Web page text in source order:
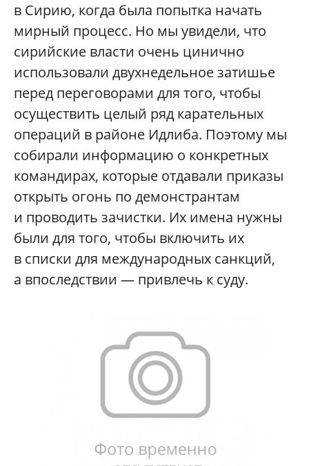
в Сирию, когда была попытка начать
мирный процесс. Но мы увидели, что
сирийские власти очень цинично
использовали двухнедельное затишье
перед переговорами для того, чтобы
осуществить целый ряд карательных
операций в районе Идлиба. Поэтому мы
собирали информацию о конкретных
командирах, которые отдавали приказы
открыть огонь по демонстрантам
и проводить зачистки. Их имена нужны
были для того, чтобы включить их
в списки для международных санкций,
а впоследствии — привлечь к суду.